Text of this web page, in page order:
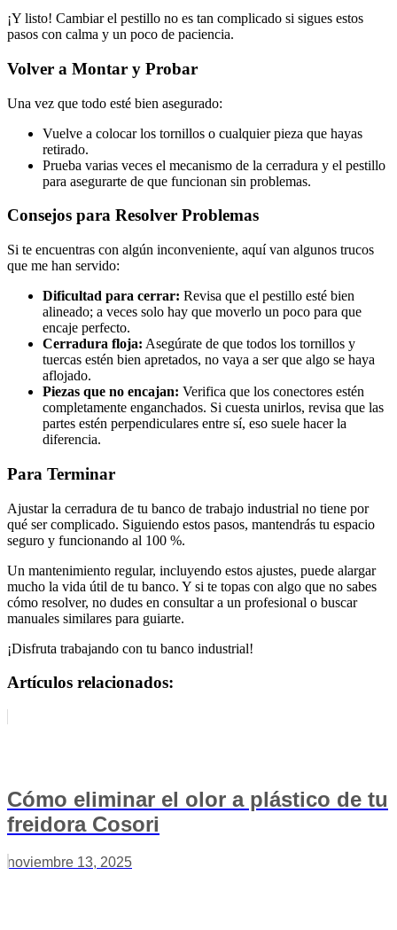
¡Y listo! Cambiar el pestillo no es tan complicado si sigues estos
pasos con calma y un poco de paciencia.
Volver a Montar y Probar
Una vez que todo esté bien asegurado:
Vuelve a colocar los tornillos o cualquier pieza que hayas
retirado.
Prueba varias veces el mecanismo de la cerradura y el pestillo
para asegurarte de que funcionan sin problemas.
Consejos para Resolver Problemas
Si te encuentras con algún inconveniente, aquí van algunos trucos
que me han servido:
Dificultad para cerrar: Revisa que el pestillo esté bien
alineado; a veces solo hay que moverlo un poco para que
encaje perfecto.
Cerradura floja: Asegúrate de que todos los tornillos y
tuercas estén bien apretados, no vaya a ser que algo se haya
aflojado.
Piezas que no encajan: Verifica que los conectores estén
completamente enganchados. Si cuesta unirlos, revisa que las
partes estén perpendiculares entre sí, eso suele hacer la
diferencia.
Para Terminar
Ajustar la cerradura de tu banco de trabajo industrial no tiene por
qué ser complicado. Siguiendo estos pasos, mantendrás tu espacio
seguro y funcionando al 100 %.
Un mantenimiento regular, incluyendo estos ajustes, puede alargar
mucho la vida útil de tu banco. Y si te topas con algo que no sabes
cómo resolver, no dudes en consultar a un profesional o buscar
manuales similares para guiarte.
¡Disfruta trabajando con tu banco industrial!
Artículos relacionados:
Cómo eliminar el olor a plástico de tu
freidora Cosori
noviembre 13, 2025